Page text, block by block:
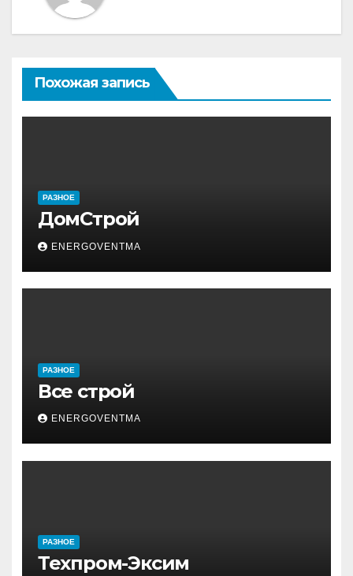
Похожая запись
РАЗНОЕ
ДомСтрой
ENERGOVENTMA
РАЗНОЕ
Все строй
ENERGOVENTMA
РАЗНОЕ
Техпром-Эксим